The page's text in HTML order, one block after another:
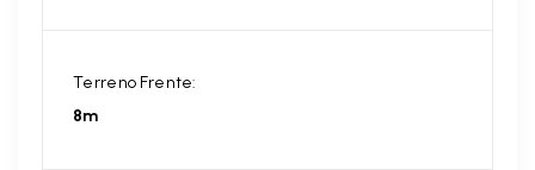
Terreno Frente:
8m